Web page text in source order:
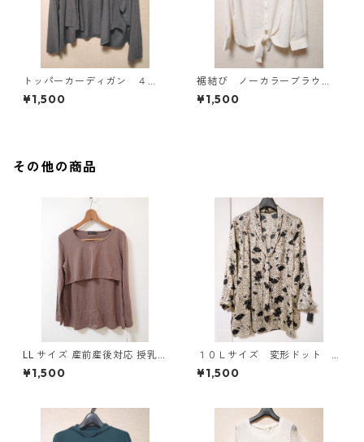
トッパーカーディガン ４
Ｌ グレー KAE-4814
¥1,500
裾結び ノーカラーブラウ
ス ３Ｌ アイボリー KAE-
4813
¥1,500
その他の商品
LL サイズ 産前産後対応 授乳
口付き 長袖シャツ マタニティ
チャコールグレー ◆KIY-1304
¥1,500
１０Ｌサイズ 変形ドット
花柄 ボウタイブラウス オ
フホワイト KAE-4774
¥1,500